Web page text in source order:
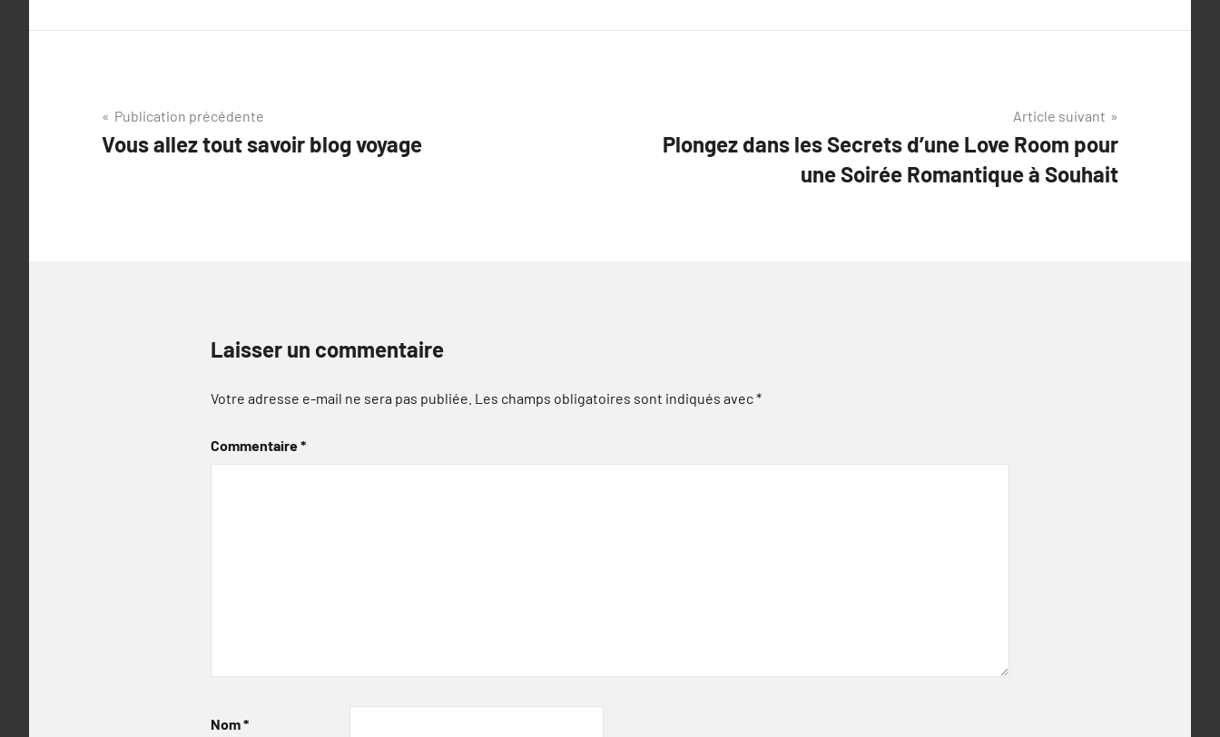
Navigation
de
Publication précédente
Vous allez tout savoir blog voyage
Article suivant
Plongez dans les Secrets d’une Love Room pour
une Soirée Romantique à Souhait
Laisser un commentaire
Votre adresse e-mail ne sera pas publiée. Les champs obligatoires sont indiqués avec*
Commentaire*
Nom*